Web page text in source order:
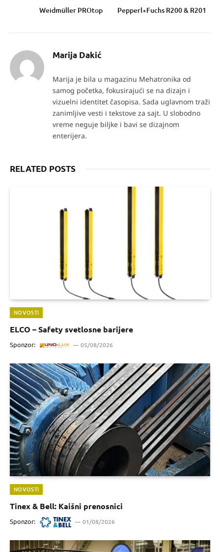
Weidmüller PROtop Pepperl+Fuchs R200 & R201
Marija Dakić
Marija je bila u magazinu Mehatronika od
samog početka, fokusirajući se na dizajn i
vizuelni identitet časopisa. Sada uglavnom traži
zanimljive vesti i tekstove za sajt. U slobodno
vreme neguje biljke i bavi se dizajnom
enterijera.
RELATED POSTS
NOVOSTI
ELCO – Safety svetlosne barijere
Sponzor: 05/08/2026
NOVOSTI
Tinex & Bell: Kaišni prenosnici
Sponzor: 01/08/2026